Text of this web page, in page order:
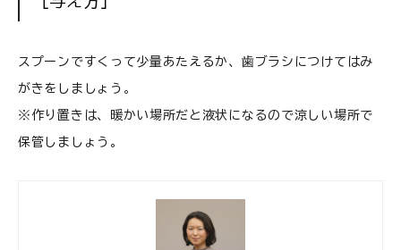
スプーンですくって少量あたえるか、歯ブラシにつけてはみ
がきをしましょう。
※作り置きは、暖かい場所だと液状になるので涼しい場所で
保管しましょう。